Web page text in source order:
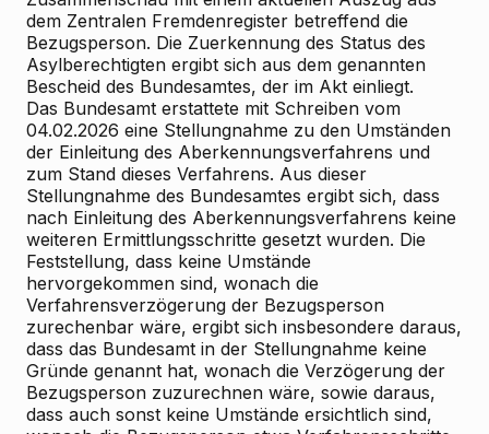
dem Zentralen Fremdenregister betreffend die
Bezugsperson. Die Zuerkennung des Status des
Asylberechtigten ergibt sich aus dem genannten
Bescheid des Bundesamtes, der im Akt einliegt.
Das Bundesamt erstattete mit Schreiben vom
04.02.2026 eine Stellungnahme zu den Umständen
der Einleitung des Aberkennungsverfahrens und
zum Stand dieses Verfahrens. Aus dieser
Stellungnahme des Bundesamtes ergibt sich, dass
nach Einleitung des Aberkennungsverfahrens keine
weiteren Ermittlungsschritte gesetzt wurden. Die
Feststellung, dass keine Umstände
hervorgekommen sind, wonach die
Verfahrensverzögerung der Bezugsperson
zurechenbar wäre, ergibt sich insbesondere daraus,
dass das Bundesamt in der Stellungnahme keine
Gründe genannt hat, wonach die Verzögerung der
Bezugsperson zuzurechnen wäre, sowie daraus,
dass auch sonst keine Umstände ersichtlich sind,